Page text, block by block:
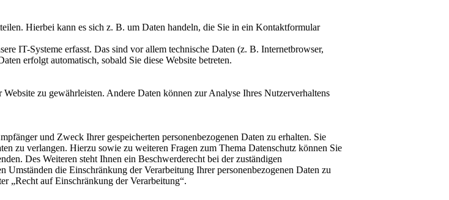
Hierbei kann es sich z. B. um Daten handeln, die Sie in ein Kontaktformular
IT-Systeme erfasst. Das sind vor allem technische Daten (z. B. Internetbrowser,
erfolgt automatisch, sobald Sie diese Website betreten.
zu gewährleisten. Andere Daten können zur Analyse Ihres Nutzerverhaltens
und Zweck Ihrer gespeicherten personenbezogenen Daten zu erhalten. Sie
zu verlangen. Hierzu sowie zu weiteren Fragen zum Thema Datenschutz können Sie
Des Weiteren steht Ihnen ein Beschwerderecht bei der zuständigen
Umständen die Einschränkung der Verarbeitung Ihrer personenbezogenen Daten zu
„Recht auf Einschränkung der Verarbeitung“.